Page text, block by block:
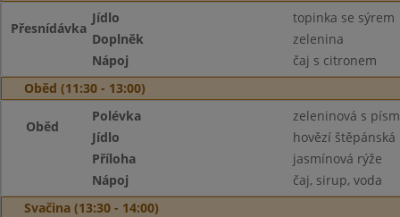
Přesnídávka
Jídlo
topinka se sýrem
Doplněk
zelenina
Nápoj
čaj s citronem
Oběd (11:30 - 13:00)
Oběd
Polévka
zeleninová s
Jídlo
hovězí štěpánská
Příloha
jasmínová rýže
Nápoj
čaj, sirup, voda
Svačina (13:30 - 14:00)